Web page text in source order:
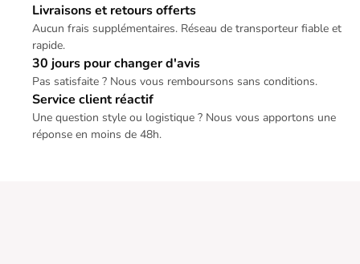
Livraisons et retours offerts
Aucun frais supplémentaires. Réseau de transporteur fiable et
rapide.
30 jours pour changer d'avis
Pas satisfaite ? Nous vous remboursons sans conditions.
Service client réactif
Une question style ou logistique ? Nous vous apportons une
réponse en moins de 48h.